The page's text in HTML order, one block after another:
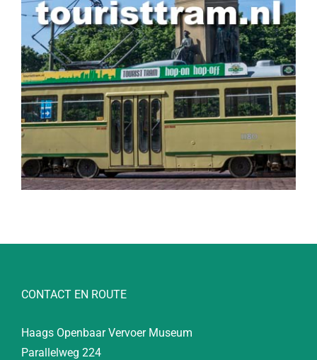
CONTACT EN ROUTE
Haags Openbaar Vervoer Museum
Parallelweg 224